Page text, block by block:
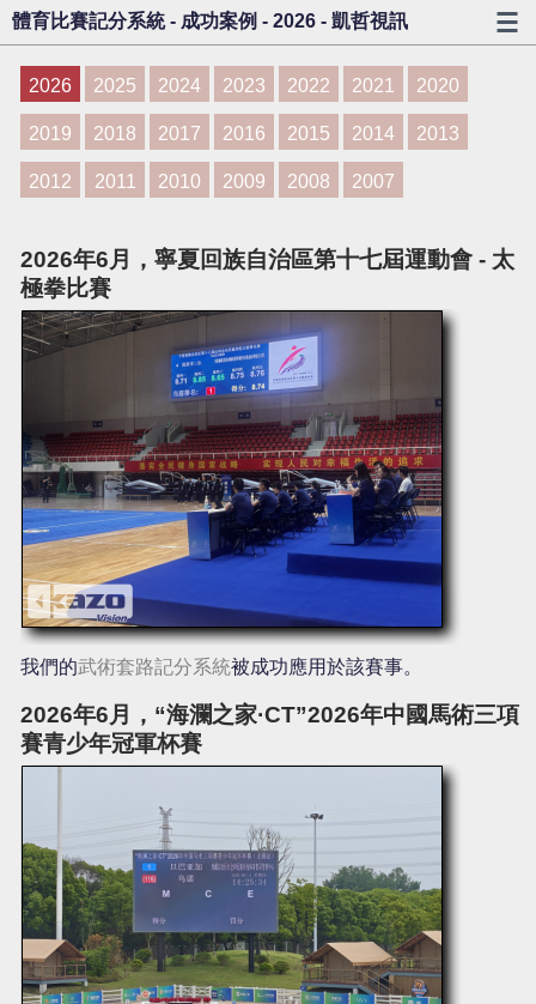
體育比賽記分系統 - 成功案例 - 2026 - 凱哲視訊
2026 2025 2024 2023 2022 2021 2020
2019 2018 2017 2016 2015 2014 2013
2012 2011 2010 2009 2008 2007
2026年6月，寧夏回族自治區第十七屆運動會 - 太
極拳比賽
我們的武術套路記分系統被成功應用於該賽事。
2026年6月，“海瀾之家·CT”2026年中國馬術三項
賽青少年冠軍杯賽